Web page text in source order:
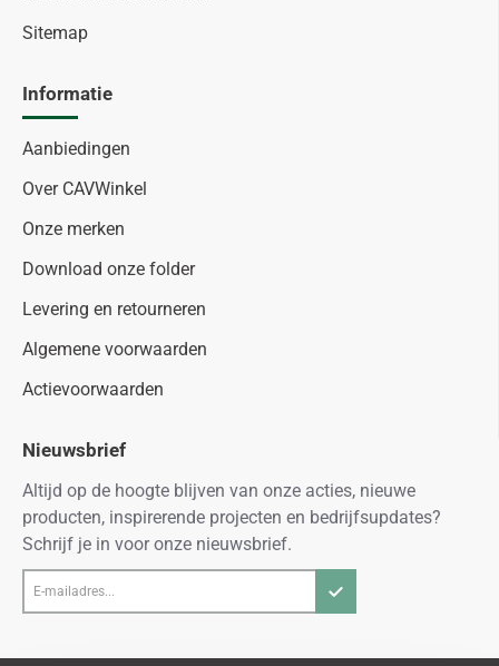
Sitemap
Informatie
Aanbiedingen
Over CAVWinkel
Onze merken
Download onze folder
Levering en retourneren
Algemene voorwaarden
Actievoorwaarden
Nieuwsbrief
Altijd op de hoogte blijven van onze acties, nieuwe
producten, inspirerende projecten en bedrijfsupdates?
Schrijf je in voor onze nieuwsbrief.
mailadres...